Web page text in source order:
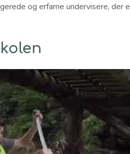
og erfarne undervisere, der